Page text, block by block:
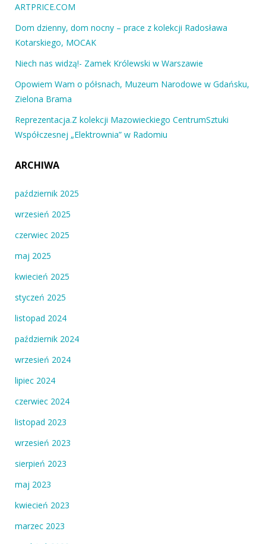
ARTPRICE.COM
Dom dzienny, dom nocny – prace z kolekcji Radosława
Kotarskiego, MOCAK
Niech nas widzą!- Zamek Królewski w Warszawie
Opowiem Wam o półsnach, Muzeum Narodowe w Gdańsku,
Zielona Brama
Reprezentacja.Z kolekcji Mazowieckiego CentrumSztuki
Współczesnej „Elektrownia” w Radomiu
ARCHIWA
październik 2025
wrzesień 2025
czerwiec 2025
maj 2025
kwiecień 2025
styczeń 2025
listopad 2024
październik 2024
wrzesień 2024
lipiec 2024
czerwiec 2024
listopad 2023
wrzesień 2023
sierpień 2023
maj 2023
kwiecień 2023
marzec 2023